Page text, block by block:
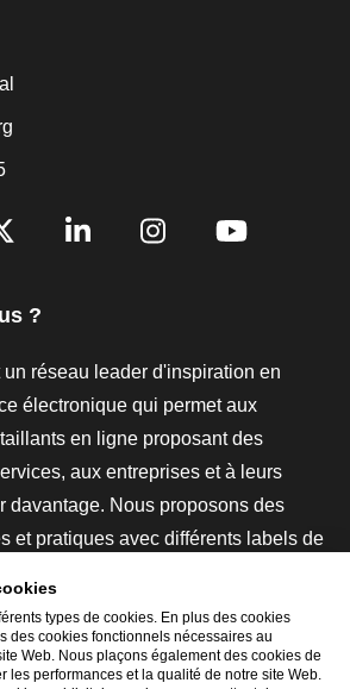
?
réseau leader d'inspiration en
électronique qui permet aux
en ligne proposant des
aux entreprises et à leurs
davantage. Nous proposons des
et pratiques avec différents labels de
nous disposons de notre propre
la Thuiswinkel e-Academy.
types de cookies. En plus des cookies
des cookies fonctionnels nécessaires au
Web. Nous plaçons également des cookies de
les performances et la qualité de notre site Web.